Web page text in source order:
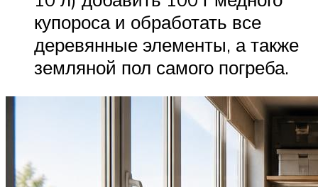
купороса и обработать все
деревянные элементы, а также
земляной пол самого погреба.